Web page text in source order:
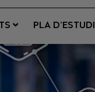
PLA